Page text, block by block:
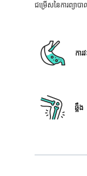
ជម្រើសនៃការព្យា
កា
ឆ្អឹង